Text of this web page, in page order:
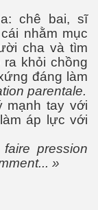
chê bai, sĩ
nhằm mục
cha và tìm
khỏi chồng
đáng làm
parentale.
mạnh tay với
áp lực với
pression
»